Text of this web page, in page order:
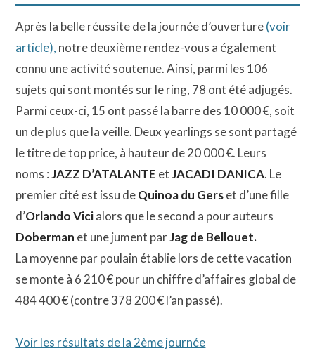
Après la belle réussite de la journée d’ouverture(voir
article), notre deuxième rendez-vous a également
connu une activité soutenue. Ainsi, parmi les 106
sujets qui sont montés sur le ring, 78 ont été adjugés.
Parmi ceux-ci, 15 ont passé la barre des 10 000 €, soit
un de plus que la veille. Deux yearlings se sont partagé
le titre de top price, à hauteur de 20 000 €. Leurs
noms :JAZZ D’ATALANTE etJACADI DANICA. Le
premier cité est issu deQuinoa du Gerset d’une fille
d’Orlando Vicialors que le second a pour auteurs
Doberman et une jument parJag de Bellouet.
La moyenne par poulain établie lors de cette vacation
se monte à 6 210 € pour un chiffre d’affaires global de
484 400 € (contre 378 200 € l’an passé).
Voir les résultats de la 2ème journée